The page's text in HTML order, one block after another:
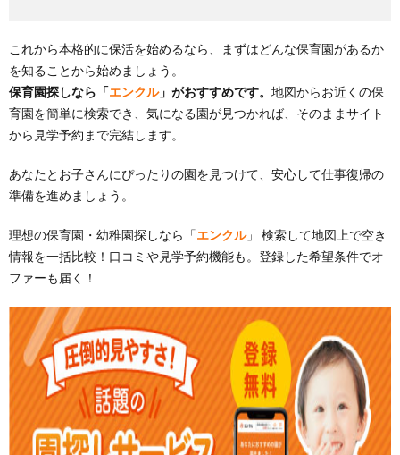
これから本格的に保活を始めるなら、まずはどんな保育園があるか
を知ることから始めましょう。
保育園探しなら「エンクル」がおすすめです。 地図からお近くの保
育園を簡単に検索でき、気になる園が見つかれば、そのままサイト
から見学予約まで完結します。
あなたとお子さんにぴったりの園を見つけて、安心して仕事復帰の
準備を進めましょう。
理想の保育園・幼稚園探しなら「エンクル」 検索して地図上で空き
情報を一括比較！口コミや見学予約機能も。登録した希望条件でオ
ファーも届く！